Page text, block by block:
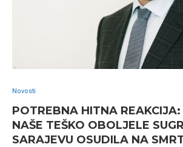
Novosti
POTREBNA HITNA
NAŠE TEŠKO OBOLJELE
SARAJEVU OSUDILA NA